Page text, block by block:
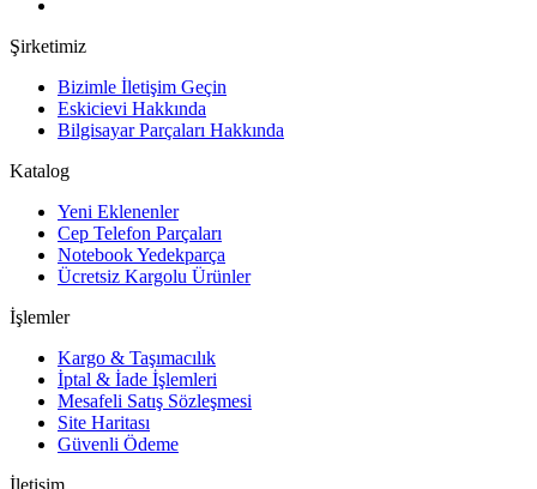
Şirketimiz
Bizimle İletişim Geçin
Eskicievi Hakkında
Bilgisayar Parçaları Hakkında
Katalog
Yeni Eklenenler
Cep Telefon Parçaları
Notebook Yedekparça
Ücretsiz Kargolu Ürünler
İşlemler
Kargo & Taşımacılık
İptal & İade İşlemleri
Mesafeli Satış Sözleşmesi
Site Haritası
Güvenli Ödeme